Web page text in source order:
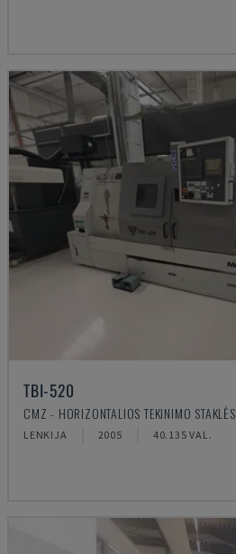
TBI-520
CMZ - HORIZONTALIOS TEKINIMO STAKLĖS
LENKIJA 2005 40.135 VAL.